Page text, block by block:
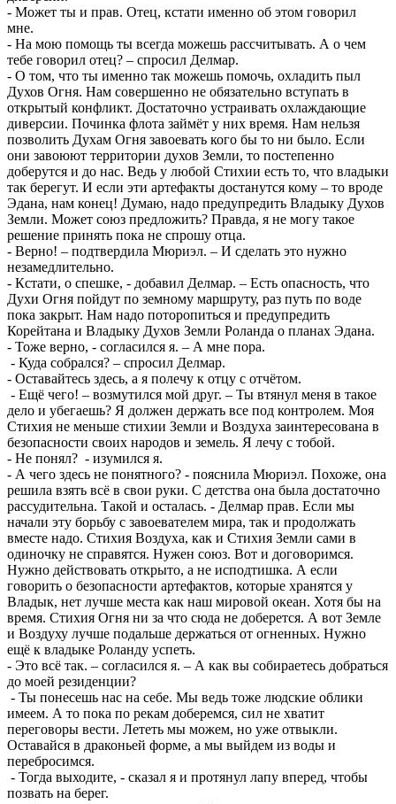
- Может ты и прав. Отец, кстати именно об этом говорил
мне.
- На мою помощь ты всегда можешь рассчитывать. А о чем
тебе говорил отец? – спросил Делмар.
- О том, что ты именно так можешь помочь, охладить пыл
Духов Огня. Нам совершенно не обязательно вступать в
открытый конфликт. Достаточно устраивать охлаждающие
диверсии. Починка флота займёт у них время. Нам нельзя
позволить Духам Огня завоевать кого бы то ни было. Если
они завоюют территории духов Земли, то постепенно
доберутся и до нас. Ведь у любой Стихии есть то, что владыки
так берегут. И если эти артефакты достанутся кому – то вроде
Эдана, нам конец! Думаю, надо предупредить Владыку Духов
Земли. Может союз предложить? Правда, я не могу такое
решение принять пока не спрошу отца.
- Верно! – подтвердила Мюриэл. – И сделать это нужно
незамедлительно.
- Кстати, о спешке, - добавил Делмар. – Есть опасность, что
Духи Огня пойдут по земному маршруту, раз путь по воде
пока закрыт. Нам надо поторопиться и предупредить
Корейтана и Владыку Духов Земли Роланда о планах Эдана.
- Тоже верно, - согласился я. – А мне пора.
- Куда собрался? – спросил Делмар.
- Оставайтесь здесь, а я полечу к отцу с отчётом.
- Ещё чего! – возмутился мой друг. – Ты втянул меня в такое
дело и убегаешь? Я должен держать все под контролем. Моя
Стихия не меньше стихии Земли и Воздуха заинтересована в
безопасности своих народов и земель. Я лечу с тобой.
- Не понял? - изумился я.
- А чего здесь не понятного? - пояснила Мюриэл. Похоже, она
решила взять всё в свои руки. С детства она была достаточно
рассудительна. Такой и осталась. - Делмар прав. Если мы
начали эту борьбу с завоевателем мира, так и продолжать
вместе надо. Стихия Воздуха, как и Стихия Земли сами в
одиночку не справятся. Нужен союз. Вот и договоримся.
Нужно действовать открыто, а не исподтишка. А если
говорить о безопасности артефактов, которые хранятся у
Владык, нет лучше места как наш мировой океан. Хотя бы на
время. Стихия Огня ни за что сюда не доберется. А вот Земле
и Воздуху лучше подальше держаться от огненных. Нужно
ещё к владыке Роланду успеть.
- Это всё так. – согласился я. – А как вы собираетесь добраться
до моей резиденции?
- Ты понесешь нас на себе. Мы ведь тоже людские облики
имеем. А то пока по рекам доберемся, сил не хватит
переговоры вести. Лететь мы можем, но уже отвыкли.
Оставайся в драконьей форме, а мы выйдем из воды и
перебросимся.
- Тогда выходите, - сказал я и протянул лапу вперед, чтобы
позвать на берег.